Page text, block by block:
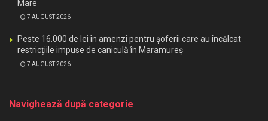
Mare
7 AUGUST 2026
Peste 16.000 de lei în amenzi pentru șoferii care au încălcat
restricțiile impuse de caniculă în Maramureș
7 AUGUST 2026
Navighează după categorie